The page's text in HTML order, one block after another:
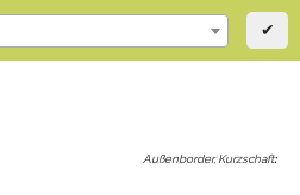
✔
Außenborder, Kurzschaft: